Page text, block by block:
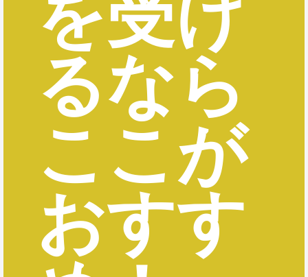
るなら
ここが
おすす